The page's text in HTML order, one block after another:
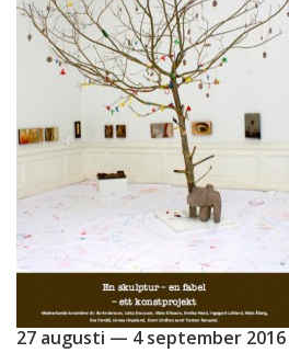
27 augusti — 4 september 2016